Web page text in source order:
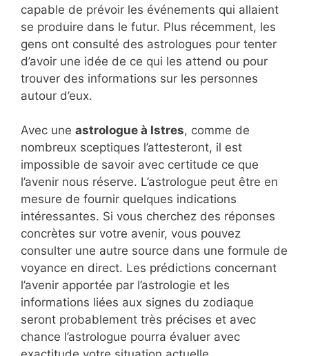
capable de prévoir les événements qui allaient
se produire dans le futur. Plus récemment, les
gens ont consulté des astrologues pour tenter
d’avoir une idée de ce qui les attend ou pour
trouver des informations sur les personnes
autour d’eux.
Avec une astrologue à Istres, comme de
nombreux sceptiques l’attesteront, il est
impossible de savoir avec certitude ce que
l’avenir nous réserve. L’astrologue peut être en
mesure de fournir quelques indications
intéressantes. Si vous cherchez des réponses
concrètes sur votre avenir, vous pouvez
consulter une autre source dans une formule de
voyance en direct. Les prédictions concernant
l’avenir apportée par l’astrologie et les
informations liées aux signes du zodiaque
seront probablement très précises et avec
chance l’astrologue pourra évaluer avec